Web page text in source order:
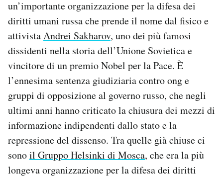
AREA PERSONALE
Newsletter
Notifiche mobile
Regala il Post
Hai bisogno di aiuto?
Esci
un’importante organizzazione per la difesa dei
diritti umani russa che prende il nome dal fisico e
attivistaAndrei Sakharov, uno dei più famosi
dissidenti nella storia dell’Unione Sovietica e
vincitore di un premio Nobel per la Pace. È
l’ennesima sentenza giudiziaria contro ong e
gruppi di opposizione al governo russo, che negli
ultimi anni hanno criticato la chiusura dei mezzi di
informazione indipendenti dallo stato e la
repressione del dissenso. Tra quelle già chiuse ci
sonoil Gruppo Helsinki di Mosca, che era la più
longeva organizzazione per la difesa dei diritti